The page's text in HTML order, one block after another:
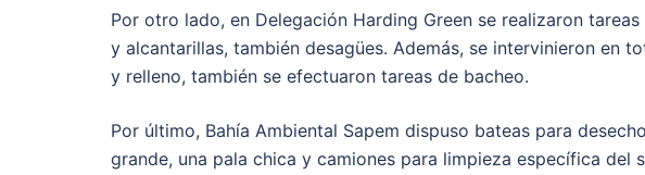
Por otro lado, en Delegación Harding Green se realizaron
y alcantarillas, también desagües. Además, se intervinieron en
y relleno, también se efectuaron tareas de bacheo.
Por último, Bahía Ambiental Sapem dispuso bateas para
grande, una pala chica y camiones para limpieza específica del